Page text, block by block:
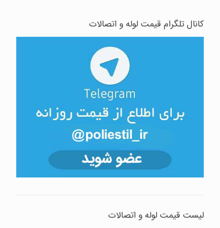
کانال تلگرام قیمت لوله و اتصالات
لیست قیمت لوله و اتصالات